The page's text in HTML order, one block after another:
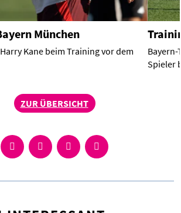
München
Kane beim Training vor dem
Spieler
ZUR ÜBERSICHT